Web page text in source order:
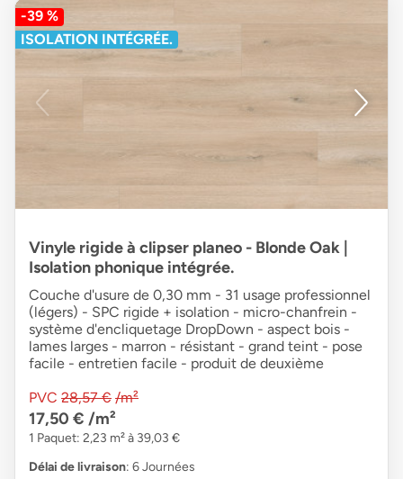
-39 %
ISOLATION INTÉGRÉE.
Vinyle rigide à clipser planeo - Blonde Oak |
Isolation phonique intégrée.
Couche d'usure de 0,30 mm - 31 usage professionnel
(légers) - SPC rigide + isolation - micro-chanfrein -
système d'encliquetage DropDown - aspect bois -
lames larges - marron - résistant - grand teint - pose
facile - entretien facile - produit de deuxième
PVC 28,57 € /m²
17,50 € /m²
1 Paquet: 2,23 m² à 39,03 €
Délai de livraison: 6 Journées